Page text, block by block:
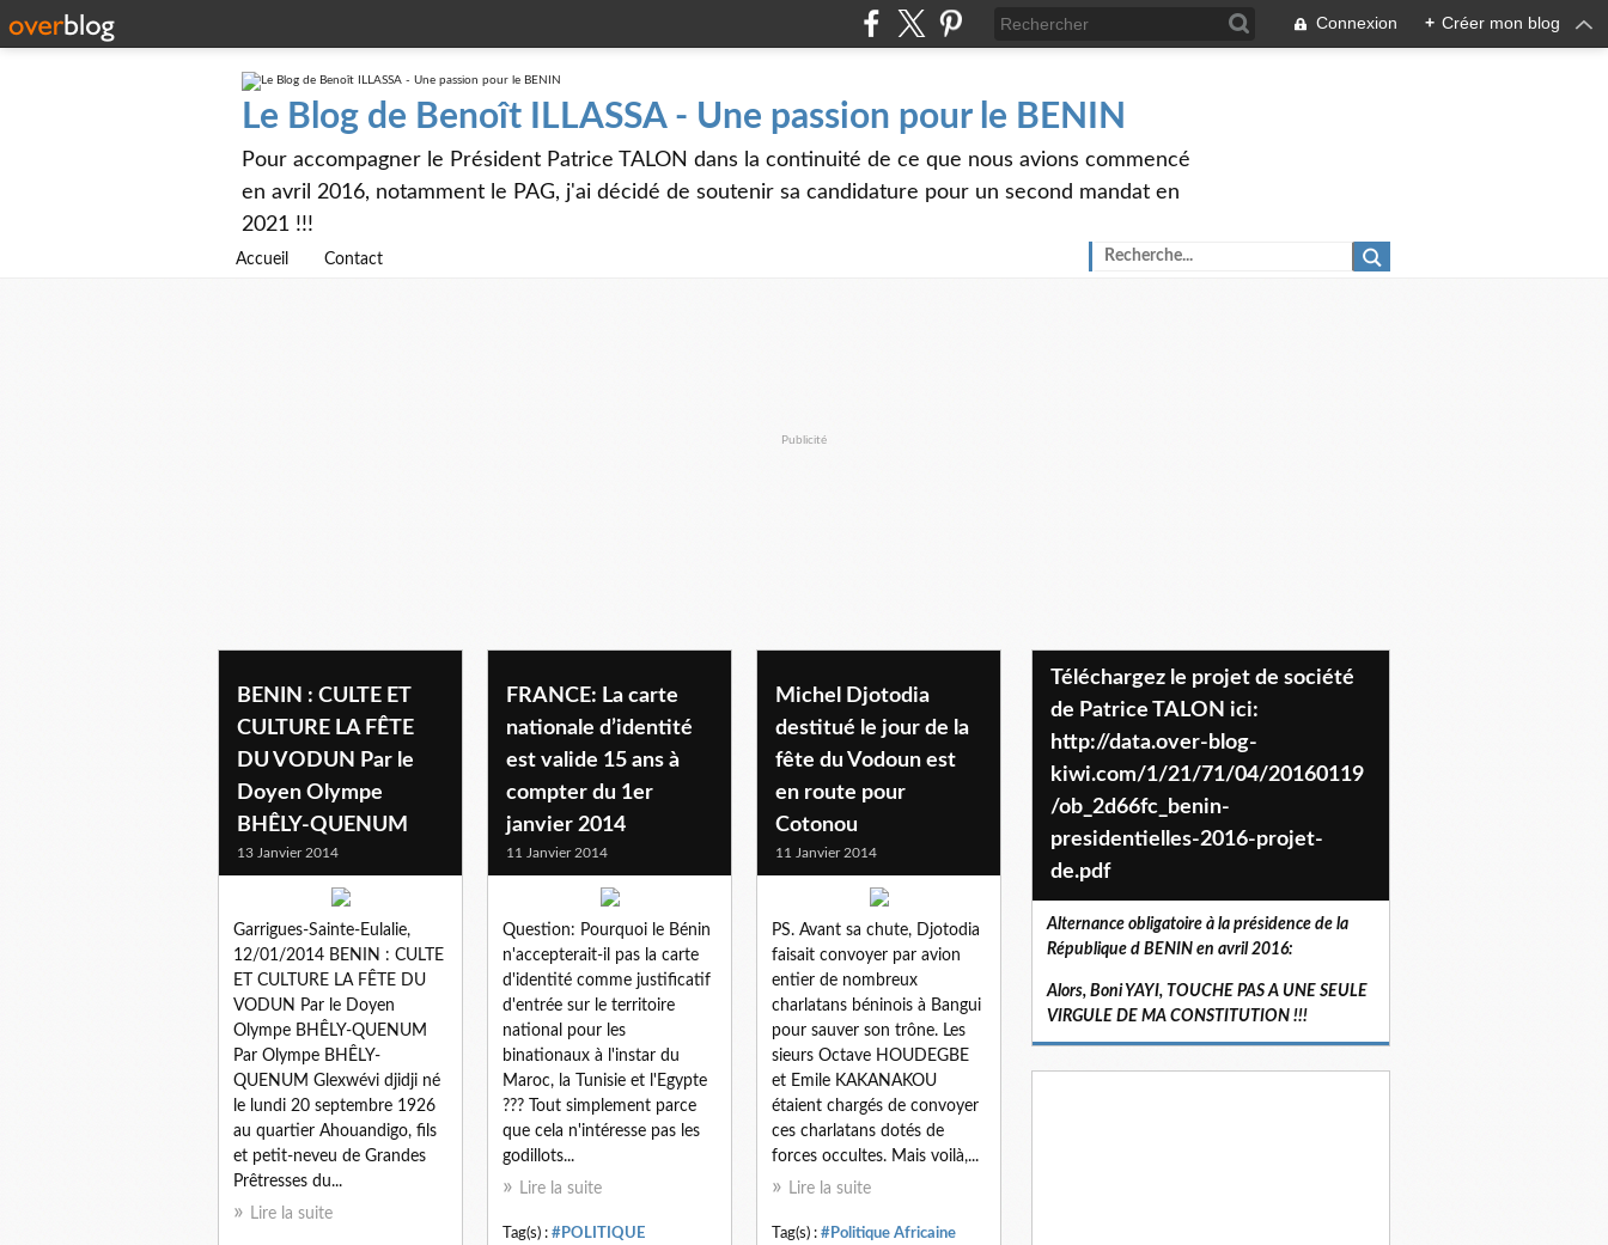
Connexion + Créer mon blog
Le Blog de Benoît ILLASSA - Une passion pour le BENIN
Pour accompagner le Président Patrice TALON dans la continuité de ce que nous avions commencé
en avril 2016, notamment le PAG, j'ai décidé de soutenir sa candidature pour un second mandat en
2021 !!!
Accueil Contact
Publicité
BENIN : CULTE ET
CULTURE LA FÊTE
DU VODUN Par le
Doyen Olympe
BHÊLY-QUENUM
13 Janvier 2014
Garrigues-Sainte-Eulalie,
12/01/2014 BENIN : CULTE
ET CULTURE LA FÊTE DU
VODUN Par le Doyen
Olympe BHÊLY-QUENUM
Par Olympe BHÊLY-
QUENUM Glexwévi djidji né
le lundi 20 septembre 1926
au quartier Ahouandigo, fils
et petit-neveu de Grandes
Prêtresses du...
Lire la suite
FRANCE: La carte
nationale d’identité
est valide 15 ans à
compter du 1er
janvier 2014
11 Janvier 2014
Question: Pourquoi le Bénin
n'accepterait-il pas la carte
d'identité comme justificatif
d'entrée sur le territoire
national pour les
binationaux à l'instar du
Maroc, la Tunisie et l'Egypte
??? Tout simplement parce
que cela n'intéresse pas les
godillots...
Lire la suite
Tag(s) : #POLITIQUE
Michel Djotodia
destitué le jour de la
fête du Vodoun est
en route pour
Cotonou
11 Janvier 2014
PS. Avant sa chute, Djotodia
faisait convoyer par avion
entier de nombreux
charlatans béninois à Bangui
pour sauver son trône. Les
sieurs Octave HOUDEGBE
et Emile KAKANAKOU
étaient chargés de convoyer
ces charlatans dotés de
forces occultes. Mais voilà,...
Lire la suite
Tag(s) : #Politique Africaine
Téléchargez le projet de société
de Patrice TALON ici:
http://data.over-blog-
kiwi.com/1/21/71/04/20160119
/ob_2d66fc_benin-
presidentielles-2016-projet-
de.pdf
Alternance obligatoire à la présidence de la
République d BENIN en avril 2016:
Alors, Boni YAYI, TOUCHE PAS A UNE SEULE
VIRGULE DE MA CONSTITUTION !!!